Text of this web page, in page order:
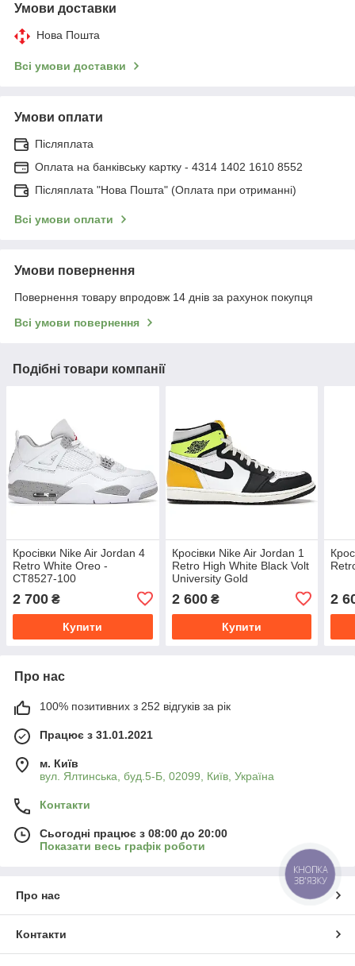
Умови доставки
Нова Пошта
Всі умови доставки
Умови оплати
Післяплата
Оплата на банківську картку - 4314 1402 1610 8552
Післяплата "Нова Пошта" (Оплата при отриманні)
Всі умови оплати
Умови повернення
Повернення товару впродовж 14 днів за рахунок покупця
Всі умови повернення
Подібні товари компанії
Кросівки Nike Air Jordan 4
Retro White Oreo -
CT8527-100
2 700 ₴
Купити
Кросівки Nike Air Jordan 1
Retro High White Black Volt
University Gold
2 600₴
Купити
2
Про нас
100% позитивних з 252 відгуків за рік
Працює з 31.01.2021
м. Київ
вул. Ялтинська, буд.5-Б, 02099, Київ, Україна
Контакти
Сьогодні працює з 08:00 до 20:00
Показати весь графік роботи
Про нас
Контакти
КНОПКА
ЗВ'ЯЗКУ